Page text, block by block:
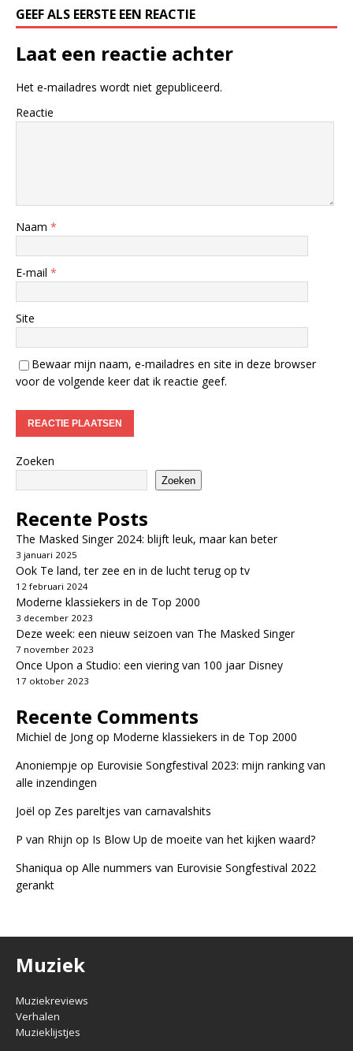
GEEF ALS EERSTE EEN REACTIE
Laat een reactie achter
Het e-mailadres wordt niet gepubliceerd.
Reactie
Naam *
E-mail *
Site
Bewaar mijn naam, e-mailadres en site in deze browser
voor de volgende keer dat ik reactie geef.
Zoeken
Zoeken
Recente Posts
The Masked Singer 2024: blijft leuk, maar kan beter
3 januari 2025
Ook Te land, ter zee en in de lucht terug op tv
12 februari 2024
Moderne klassiekers in de Top 2000
3 december 2023
Deze week: een nieuw seizoen van The Masked Singer
7 november 2023
Once Upon a Studio: een viering van 100 jaar Disney
17 oktober 2023
Recente Comments
Michiel de Jongop Moderne klassiekers in de Top 2000
Anoniempje op Eurovisie Songfestival 2023: mijn ranking van
alle inzendingen
Joël op Zes pareltjes van carnavalshits
P van Rhijn op Is Blow Up de moeite van het kijken waard?
Shaniqua op Alle nummers van Eurovisie Songfestival 2022
gerankt
Muziek
Muziekreviews
Verhalen
Muzieklijstjes